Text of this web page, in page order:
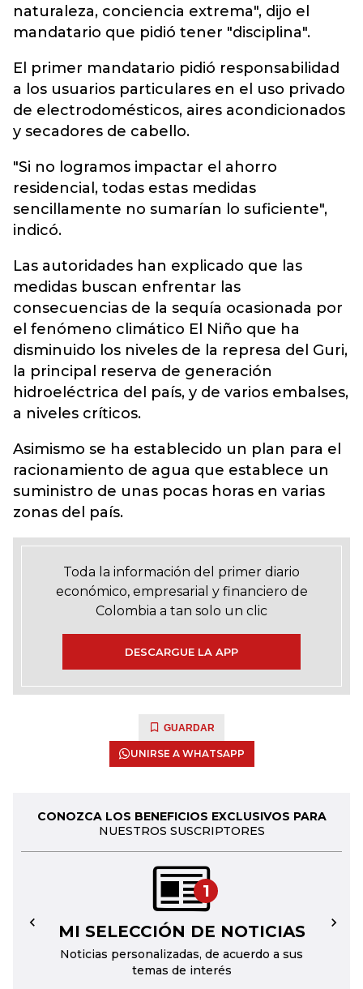
naturaleza, conciencia extrema", dijo el
mandatario que pidió tener "disciplina".
El primer mandatario pidió responsabilidad
a los usuarios particulares en el uso privado
de electrodomésticos, aires acondicionados
y secadores de cabello.
"Si no logramos impactar el ahorro
residencial, todas estas medidas
sencillamente no sumarían lo suficiente",
indicó.
Las autoridades han explicado que las
medidas buscan enfrentar las
consecuencias de la sequía ocasionada por
el fenómeno climático El Niño que ha
disminuido los niveles de la represa del Guri,
la principal reserva de generación
hidroeléctrica del país, y de varios embalses,
a niveles críticos.
Asimismo se ha establecido un plan para el
racionamiento de agua que establece un
suministro de unas pocas horas en varias
zonas del país.
Toda la información del primer diario
económico, empresarial y financiero de
Colombia a tan solo un clic
DESCARGUE LA APP
GUARDAR
UNIRSE A WHATSAPP
CONOZCA LOS BENEFICIOS EXCLUSIVOS PARA
NUESTROS SUSCRIPTORES
1
MI SELECCIÓN DE NOTICIAS
Noticias personalizadas, de acuerdo a sus
temas de interés
← →